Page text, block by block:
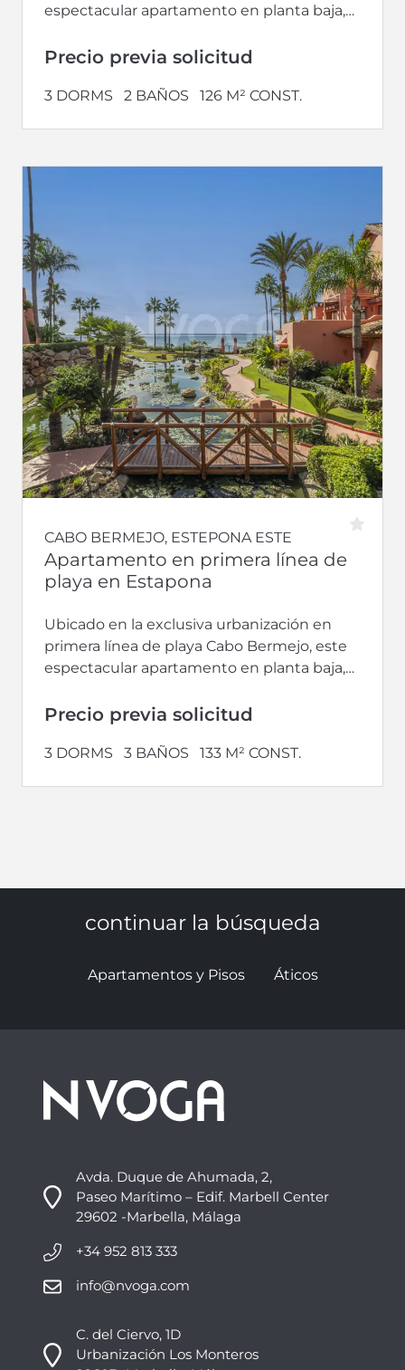
espectacular apartamento en planta baja,
combinación perfecta...
Precio previa solicitud
3 DORMS 2 BAÑOS 126 M² CONST.
CABO BERMEJO, ESTEPONA ESTE
Apartamento en primera línea de
playa en Estapona
Ubicado en la exclusiva urbanización en
primera línea de playa Cabo Bermejo, este
espectacular apartamento en planta baja,
combinación perfecta de...
Precio previa solicitud
3 DORMS 3 BAÑOS 133 M² CONST.
continuar la búsqueda
Apartamentos y Pisos Áticos
Avda. Duque de Ahumada, 2,
Paseo Marítimo – Edif. Marbell Center
29602 -Marbella, Málaga
+34 952 813 333
info@nvoga.com
C. del Ciervo, 1D
Urbanización Los Monteros